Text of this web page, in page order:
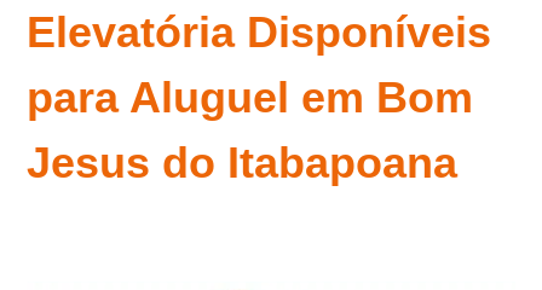
Elevatória Disponíveis
para Aluguel em Bom
Jesus do Itabapoana